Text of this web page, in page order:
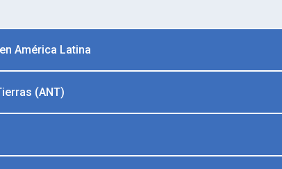
América Latina
(ANT)